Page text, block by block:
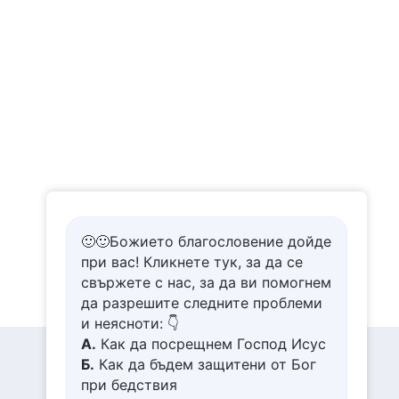
🙂🙂Божието благословение дойде
при вас! Кликнете тук, за да се
свържете с нас, за да ви помогнем
да разрешите следните проблеми
и неясноти: 👇
А. Как да посрещнем Господ Исус
Б. Как да бъдем защитени от Бог
при бедствия